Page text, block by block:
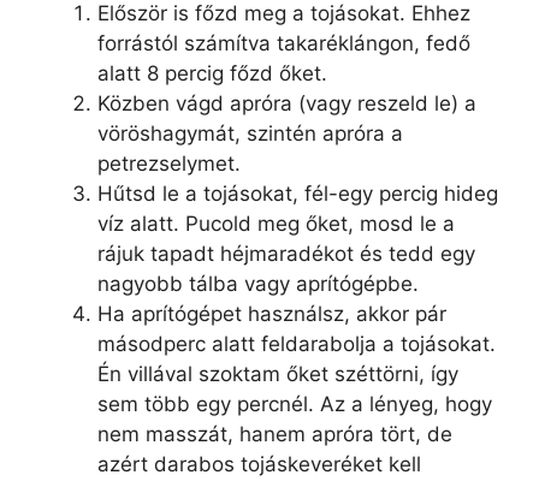
Először is főzd meg a tojásokat. Ehhez
forrástól számítva takaréklángon, fedő
alatt 8 percig főzd őket.
Közben vágd apróra (vagy reszeld le) a
vöröshagymát, szintén apróra a
petrezselymet.
Hűtsd le a tojásokat, fél-egy percig hideg
víz alatt. Pucold meg őket, mosd le a
rájuk tapadt héjmaradékot és tedd egy
nagyobb tálba vagy aprítógépbe.
Ha aprítógépet használsz, akkor pár
másodperc alatt feldarabolja a tojásokat.
Én villával szoktam őket széttörni, így
sem több egy percnél. Az a lényeg, hogy
nem masszát, hanem apróra tört, de
azért darabos tojáskeveréket kell